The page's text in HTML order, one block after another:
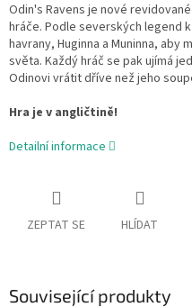
Odin's Ravens je nové
hráče. Podle severských legend
havrany, Huginna a Muninna, aby
světa. Každý hráč se pak ujímá
Odinovi vrátit dříve než jeho
Hra je v angličtině!
Detailní informace
ZEPTAT SE HLÍDAT
Související produkty